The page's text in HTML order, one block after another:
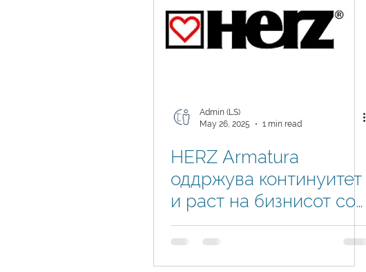
Admin (LS)
May 26, 2025
1 min read
HERZ Armatura
оддржува континуитет
и раст на бизнисот со
Dynamics 365 Business
Central